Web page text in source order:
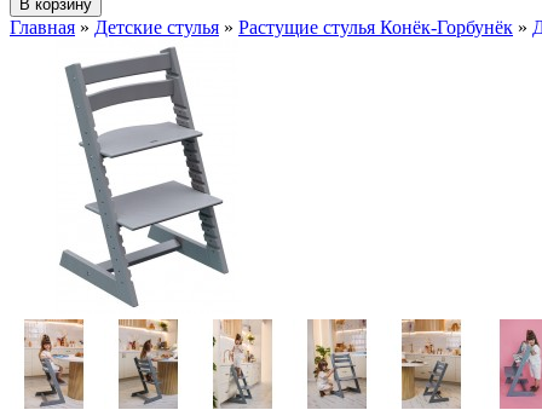
Главная » Детские стулья » Растущие стулья Конёк-Горбунёк »